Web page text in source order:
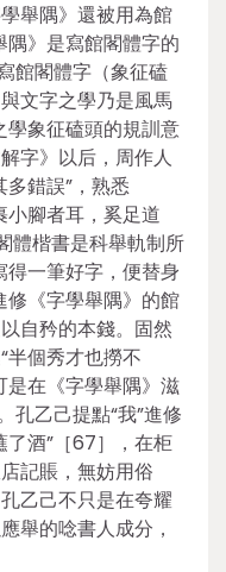
舉隅》還被用為館
隅》是寫館閣體字的
館閣體字（象征磕
文字之學乃是風馬
學象征磕頭的規訓意
字》以后，周作人
錯誤”，熟悉
小腳者耳，奚足道
體楷書是科舉軌制所
得一筆好字，便替身
修《字學舉隅》的館
自矜的本錢。固然
半個秀才也撈不
是在《字學舉隅》滋
孔乙己提點“我”進修
了酒”［67］，在柜
記賬，無妨用俗
乙己不只是在夸耀
舉的唸書人成分，